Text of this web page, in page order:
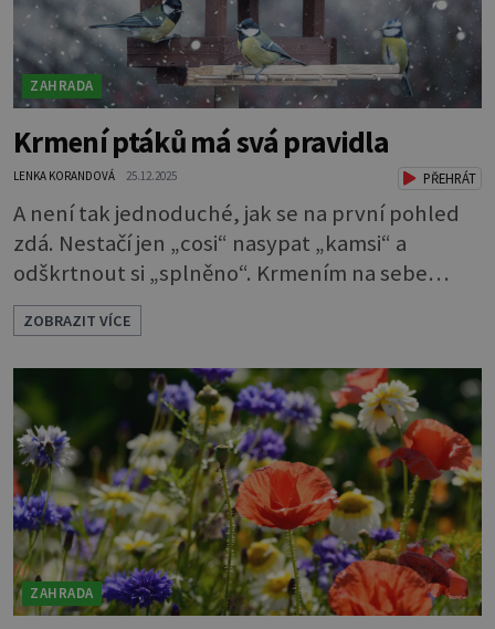
ZAHRADA
Krmení ptáků má svá pravidla
LENKA KORANDOVÁ 25.12.2025 PŘEHRÁT
A není tak jednoduché, jak se na první pohled
zdá. Nestačí jen „cosi“ nasypat „kamsi“ a
odškrtnout si „splněno“. Krmením na sebe
berete mnohem větší závazek a zodpovědnost.
Máte v plánu sypat v zimě zpěvavým
opeřencům nějaké dobroty? Pak byste měli
vědět pár pravidel, která je při tom nutno
dodržovat. Jinak můžete ptákům víc uškodit
než pomoci. Ornitologové varují, že špatné
krmení je
ZOBRAZIT VÍCE
ZAHRADA